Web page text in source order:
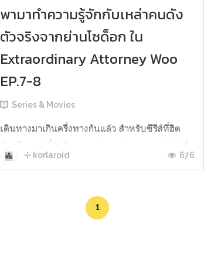
พามาทำความรู้จักกับเหล่าคนดัง
ตัวจริงจากย่านโซด็อก ใน
Extraordinary Attorney Woo
EP.7-8
Series & Movies
เดินทางมาเกินครึ่งทางกันแล้ว สำหรับซีรีส์ที่ฮิต
ที่สุดในตอนนี้กับExtraordinary Attorney Woo ซึ่ง
ใน EP.7-8 ทนายอูยองอูและทีมกฎหมายฮันบาดาได้
แฮ โดยทีมกฎหมายฮันบาดาได้ลงพื้นที่จริงที่ย่าน
โซด็อกเพื่อประกอบการว่าความในคดีการคัดค้าน
⊹ korlaroid 676
1